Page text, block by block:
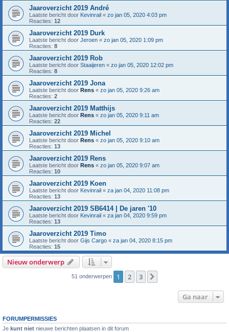
Jaaroverzicht 2019 André
Laatste bericht door Kevinrail « zo jan 05, 2020 4:03 pm
Reacties: 12
Jaaroverzicht 2019 Durk
Laatste bericht door Jeroen « zo jan 05, 2020 1:09 pm
Reacties: 8
Jaaroverzicht 2019 Rob
Laatste bericht door Staaijeren « zo jan 05, 2020 12:02 pm
Reacties: 8
Jaaroverzicht 2019 Jona
Laatste bericht door Rens « zo jan 05, 2020 9:26 am
Reacties: 2
Jaaroverzicht 2019 Matthijs
Laatste bericht door Rens « zo jan 05, 2020 9:11 am
Reacties: 22
Jaaroverzicht 2019 Michel
Laatste bericht door Rens « zo jan 05, 2020 9:10 am
Reacties: 13
Jaaroverzicht 2019 Rens
Laatste bericht door Rens « zo jan 05, 2020 9:07 am
Reacties: 10
Jaaroverzicht 2019 Koen
Laatste bericht door Kevinrail « za jan 04, 2020 11:08 pm
Reacties: 13
Jaaroverzicht 2019 SB6414 | De jaren '10
Laatste bericht door Kevinrail « za jan 04, 2020 9:59 pm
Reacties: 13
Jaaroverzicht 2019 Timo
Laatste bericht door Gijs Cargo « za jan 04, 2020 8:15 pm
Reacties: 15
Nieuw onderwerp
51 onderwerpen 1 2 3
Ga naar
FORUMPERMISSIES
Je kunt niet nieuwe berichten plaatsen in dit forum